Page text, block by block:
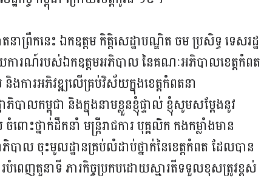
នាព្រឹកនេះ ឯកឧត្តម កិត្តិសេដ្ឋាបណ្ឌិត ចម ប្រសិទ្ធ ទេសរដ្ឋ
ាយការណ៍របស់ឯកឧត្តមអភិបាល នៃគណៈអភិបាលខេត្តកំពត
ងការអភិវឌ្ឍលើគ្រប់វិស័យក្នុងខេត្តកំពតនា
ភិបាលកម្ពុជា និងក្នុងនាមខ្លួនខ្ញុំផ្ទាល់ ខ្ញុំសូមសម្តែងនូវ
ោះថ្នាក់ដឹកនាំ មន្ត្រីរាជការ បុគ្គលិក កងកម្លាំងមាន
ាភិបាល ចុះមូលដ្ឋានគ្រប់លំដាប់ថ្នាក់នៃខេត្តកំពត ដែលបាន
របំពេញតួនាទី ភារកិច្ចប្រកបដោយស្មារតីទទួលខុសត្រូវខ្ពស់